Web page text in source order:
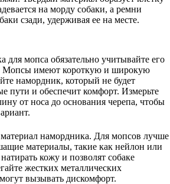
на морду собаки, а ремни
сзади, удерживая ее на месте.
мопса обязательно учитывайте его
Мопсы имеют короткую и широкую
намордник, который не будет
пути и обеспечит комфорт. Измерьте
от носа до основания черепа, чтобы
намордника. Для мопсов лучше
материалы, такие как нейлон или
кожу и позволят собаке
жестких металлических
вызывать дискомфорт.